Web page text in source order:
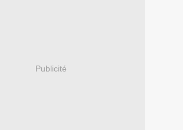
Publicité